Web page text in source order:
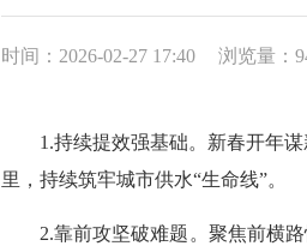
时间：2026-02-27 17:40 浏览量：
1.持续提效强基础。新春开年谋
里，持续筑牢城市供水“生命线”。
2.靠前攻坚破难题。聚焦前横路